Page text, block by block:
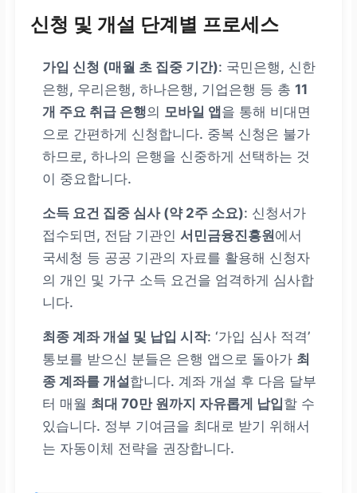
신청 및 개설 단계별 프로세스
가입 신청 (매월 초 집중 기간): 국민은행, 신한
은행, 우리은행, 하나은행, 기업은행 등 총11
개 주요 취급 은행의 모바일 앱 을 통해 비대면
으로 간편하게 신청합니다. 중복 신청은 불가
하므로, 하나의 은행을 신중하게 선택하는 것
이 중요합니다.
소득 요건 집중 심사 (약 2주 소요): 신청서가
접수되면, 전담 기관인서민금융진흥원에서
국세청 등 공공 기관의 자료를 활용해 신청자
의 개인 및 가구 소득 요건을 엄격하게 심사합
니다.
최종 계좌 개설 및 납입 시작: ‘가입 심사 적격’
통보를 받으신 분들은 은행 앱으로 돌아가 최
종 계좌를 개설합니다. 계좌 개설 후 다음 달부
터 매월 최대 70만 원까지 자유롭게 납입할 수
있습니다. 정부 기여금을 최대로 받기 위해서
는 자동이체 전략을 권장합니다.